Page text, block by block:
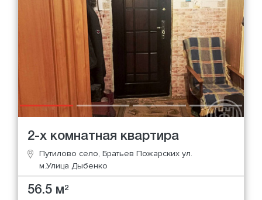
2-х комнатная квартира
Путилово село, Братьев Пожарских ул.
м.Улица Дыбенко
56.5 м2